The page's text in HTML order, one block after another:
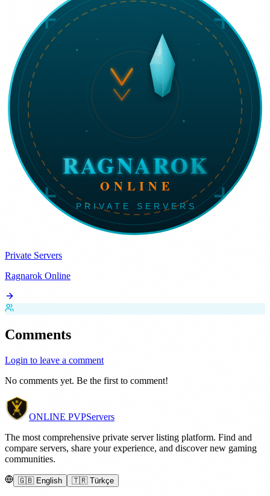
Private Servers
Ragnarok Online
Comments
Login to leave a comment
No comments yet. Be the first to comment!
ONLINE PVPServers
The most comprehensive private server listing platform. Find and
compare servers, share your experience, and discover new gaming
communities.
🇬🇧 English 🇹🇷 Türkçe